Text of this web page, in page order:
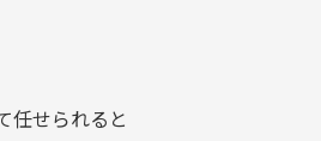
任せられると